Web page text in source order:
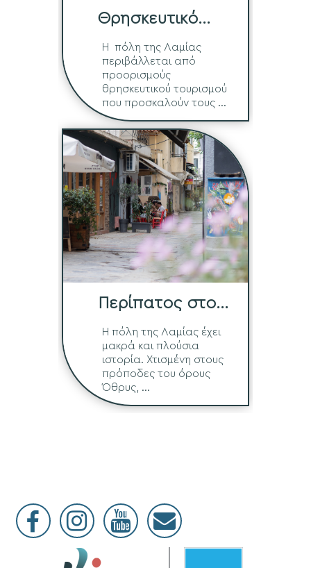
Θρησκευτικό
Τρίγωνο
Η πόλη της Λαμίας
περιβάλλεται από
προορισμούς
θρησκευτικού τουρισμού
που προσκαλούν τους ...
Περίπατος στο
Ιστορικό Κέντρο
Η πόλη της Λαμίας έχει
μακρά και πλούσια
ιστορία. Χτισμένη στους
πρόποδες του όρους
Όθρυς, ...